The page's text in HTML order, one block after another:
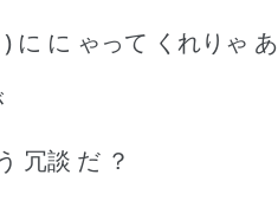
に に ゃって くれりゃ あ
冗談 だ ？